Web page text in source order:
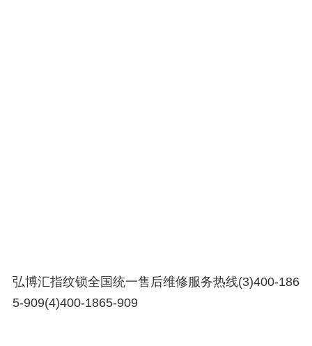
弘博汇指纹锁全国统一售后维修服务热线(3)400-186
5-909(4)400-1865-909